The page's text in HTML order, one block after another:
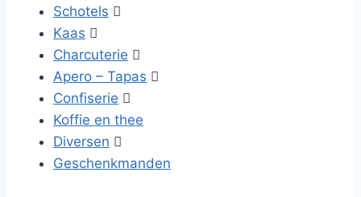
Schotels 
Kaas 
Charcuterie 
Apero – Tapas 
Confiserie 
Koffie en thee
Diversen 
Geschenkmanden